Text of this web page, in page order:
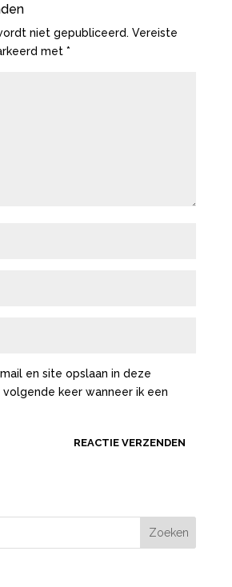
niet gepubliceerd. Vereiste
met *
en site opslaan in deze
keer wanneer ik een